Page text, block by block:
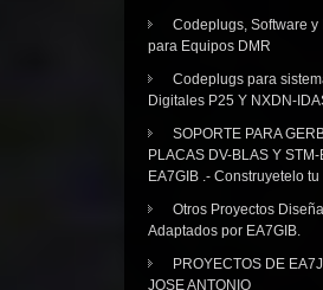
Codeplugs, Software y
para Equipos DMR
Codeplugs para
Digitales P25 Y NXDN-
SOPORTE PARA
PLACAS DV-BLAS Y
EA7GIB .- Construyetelo
Otros Proyectos
Adaptados por EA7GIB.
PROYECTOS DE
JOSE ANTONIO